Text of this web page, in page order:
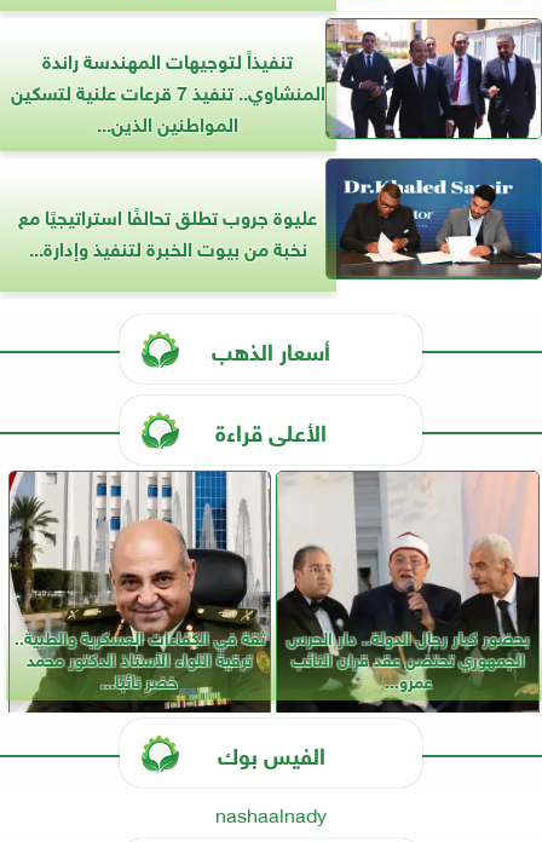
تنفيذاً لتوجيهات المهندسة راندة
المنشاوي.. تنفيذ 7 قرعات علنية لتسكين
المواطنين الذين...
عليوة جروب تطلق تحالفًا استراتيجيًا مع
نخبة من بيوت الخبرة لتنفيذ وإدارة...
أسعار الذهب
الأعلى قراءة
بحضور كبار رجال الدولة.. دار الحرس
الجمهوري تحتضن عقد قران النائب
عمرو...
ثقة في الكفاءات العسكرية والطبية..
ترقية اللواء الأستاذ الدكتور محمد
خضر نائبًا...
الفيس بوك
nashaalnady